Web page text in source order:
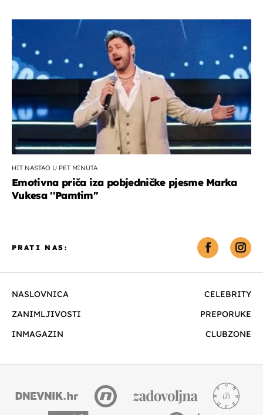
HIT NASTAO U PET MINUTA
Emotivna priča iza pobjedničke pjesme Marka
Vukesa ''Pamtim''
NASLOVNICA
CELEBRITY
ZANIMLJIVOSTI
PREPORUKE
INMAGAZIN
CLUBZONE
PRATI NAS: